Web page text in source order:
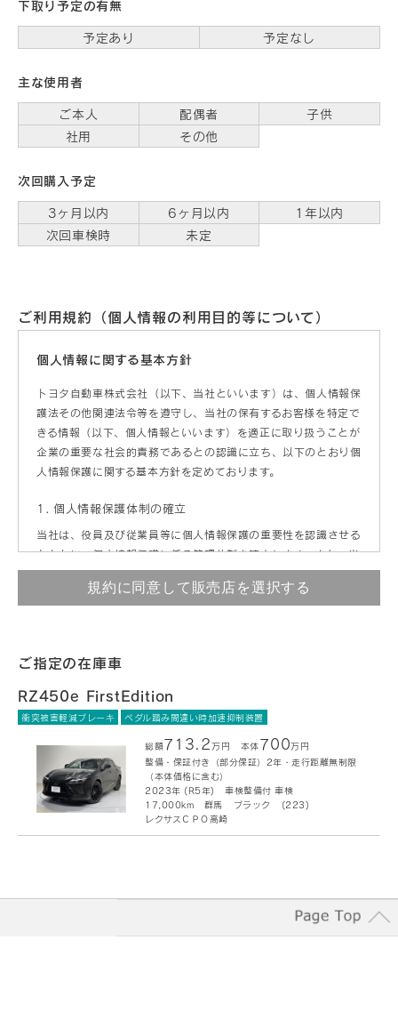
下取り予定の有無
予定あり 予定なし
主な使用者
ご本人 配偶者
子供
社用
その他
次回購入予定
3ヶ月以内 6ヶ月以内
1年以内
次回車検時
未定
ご利用規約（個人情報の利用目的等について）
個人情報に関する基本方針
トヨタ自動車株式会社（以下、当社といいます）は、個人情報保
護法その他関連法令等を遵守し、当社の保有するお客様を特定で
きる情報（以下、個人情報といいます）を適正に取り扱うことが
企業の重要な社会的責務であるとの認識に立ち、以下のとおり個
人情報保護に関する基本方針を定めております。
1. 個人情報保護体制の確立
当社は、役員及び従業員等に個人情報保護の重要性を認識させる
とともに、個人情報保護に係る管理体制を確立します。また、当
社は個人情報の取得、利用、提供等の管理ルールを明文化し、個
人情報の適正な管理を行います。
当社は、個人情報を取得する際には、その利用目的を公表または
によって取得いたします。当社が取得する個人情報とは、当社が
お客様からご提供いただく個人情報、当社が取得しまたは第三者
報を含みます）をいいます。
なお、お客様が当社「お客様相談センター」をご利用される場合
には、お話いただきました内容を確認するために録音させていた
だいております。また、当社では、折り返しお客様にご連絡させ
ていただく場合のためにナンバーディスプレイを採用いたしてお
ご指定の在庫車
RZ450e FirstEdition
衝突被害軽減ブレーキ ペダル踏み間違い時加速抑制装置
総額713.2万円 本体700万円
整備・保証付き（部分保証）2年・走行距離無制限
（本体価格に含む）
2023年 (R5年) 車検整備付 車検
17,000km 群馬 ブラック (223)
レクサスＣＰＯ高崎